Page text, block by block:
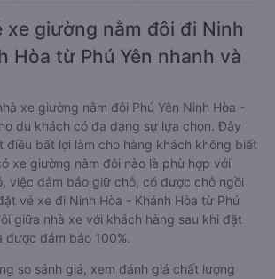
xe giường nằm đôi đi Ninh
Hòa từ Phú Yên nhanh và
xe giường nằm đôi Phú Yên Ninh Hòa -
du khách có đa dạng sự lựa chọn. Đây
điều bất lợi làm cho hàng khách không biết
xe giường nằm đôi nào là phù hợp với
việc đảm bảo giữ chỗ, có được chỗ ngồi
vé xe đi Ninh Hòa - Khánh Hòa từ Phú
giữa nhà xe với khách hàng sau khi đặt
đảm bảo 100%.
so sánh giá, xem đánh giá chất lượng